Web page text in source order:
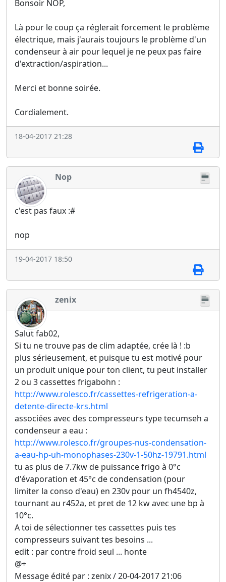
Bonsoir NOP,
Là pour le coup ça réglerait forcement le problème
électrique, mais j'aurais toujours le problème d'un
condenseur à air pour lequel je ne peux pas faire
d'extraction/aspiration...
Merci et bonne soirée.
Cordialement.
18-04-2017 21:28
Nop
c'est pas faux :#
nop
19-04-2017 18:50
zenix
Salut fab02,
Si tu ne trouve pas de clim adaptée, crée là ! :b
plus sérieusement, et puisque tu est motivé pour
un produit unique pour ton client, tu peut installer
2 ou 3 cassettes frigabohn :
http://www.rolesco.fr/cassettes-refrigeration-a-
detente-directe-krs.html
associées avec des compresseurs type tecumseh a
condenseur a eau :
http://www.rolesco.fr/groupes-nus-condensation-
a-eau-hp-uh-monophases-230v-1-50hz-19791.html
tu as plus de 7.7kw de puissance frigo à 0°c
d'évaporation et 45°c de condensation (pour
limiter la conso d'eau) en 230v pour un fh4540z,
tournant au r452a, et pret de 12 kw avec une bp à
10°c.
A toi de sélectionner tes cassettes puis tes
compresseurs suivant tes besoins ...
edit : par contre froid seul ... honte
@+
Message édité par : zenix / 20-04-2017 21:06